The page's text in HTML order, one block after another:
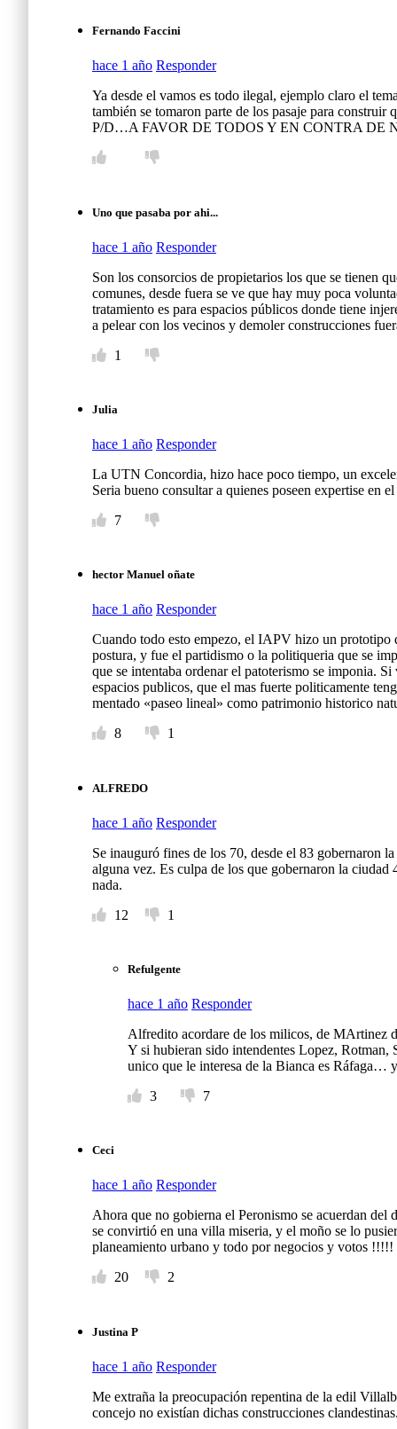
Fernando Faccini
hace 1 año Responder
Ya desde el vamos es todo ilegal, ejemplo claro el
también se tomaron parte de los pasaje para
P/D…A FAVOR DE TODOS Y EN CONTRA DE
Uno que pasaba por ahi...
hace 1 año Responder
Son los consorcios de propietarios los que se tienen
comunes, desde fuera se ve que hay muy poca
tratamiento es para espacios públicos donde tiene
a pelear con los vecinos y demoler construcciones
1
Julia
hace 1 año Responder
La UTN Concordia, hizo hace poco tiempo, un
Seria bueno consultar a quienes poseen expertise en
7
hector Manuel oñate
hace 1 año Responder
Cuando todo esto empezo, el IAPV hizo un prototipo
postura, y fue el partidismo o la politiqueria que se
que se intentaba ordenar el patoterismo se imponia.
espacios publicos, que el mas fuerte politicamente
mentado «paseo lineal» como patrimonio historico
8
1
ALFREDO
hace 1 año Responder
Se inauguró fines de los 70, desde el 83 gobernaron
alguna vez. Es culpa de los que gobernaron la
nada.
12
1
Refulgente
hace 1 año Responder
Alfredito acordare de los milicos, de MArtinez
Y si hubieran sido intendentes Lopez, Rotman,
unico que le interesa de la Bianca es Ráfaga…
3
7
Ceci
hace 1 año Responder
Ahora que no gobierna el Peronismo se acuerdan
se convirtió en una villa miseria, y el moño se lo
planeamiento urbano y todo por negocios y votos
20
2
Justina P
hace 1 año Responder
Me extraña la preocupación repentina de la edil
concejo no existían dichas construcciones